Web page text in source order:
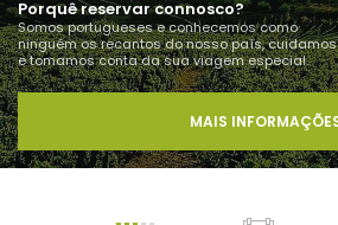
Porquê reservar connosco?
Somos portugueses e conhecemos como
ninguém os recantos do nosso país, cuidamos
e tomamos conta da sua viagem especial.
MAIS